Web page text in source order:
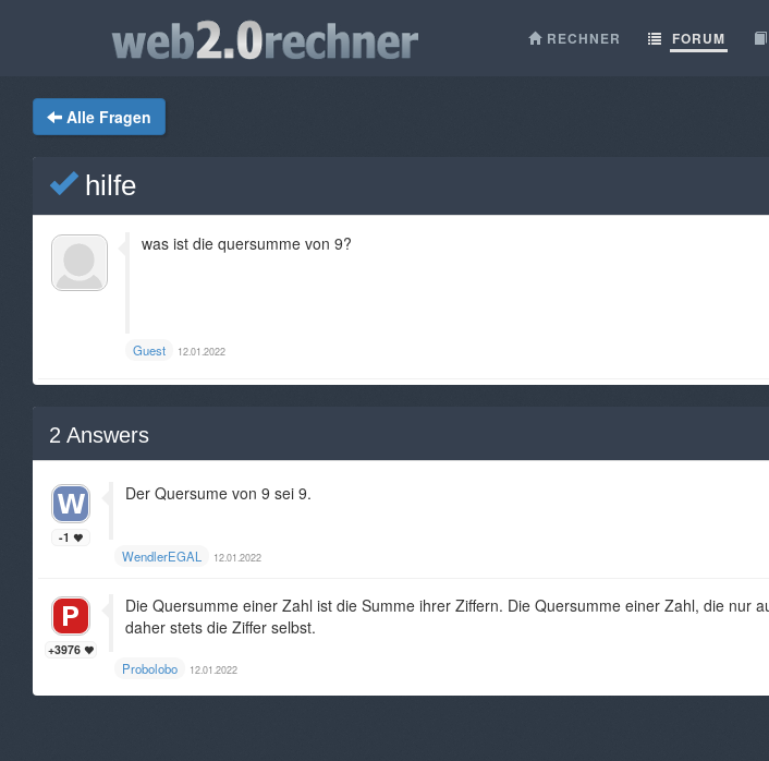
RECHNER FORUM
Alle Fragen
hilfe
was ist die quersumme von 9?
Guest 12.01.2022
2 Answers
-1
Der Quersume von 9 sei 9.
WendlerEGAL 12.01.2022
+3976
Die Quersumme einer Zahl ist die Summe ihrer Ziffern. Die Quersumme einer Zahl, die nur
daher stets die Ziffer selbst.
Probolobo 12.01.2022